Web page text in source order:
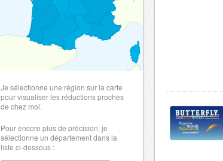
Je sélectionne une région sur la carte
pour visualiser les réductions proches
de chez moi.
Pour encore plus de précision, je
sélectionne un département dans la
liste ci-dessous :